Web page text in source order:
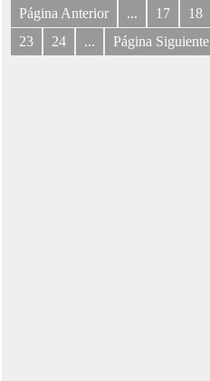
Página Anterior ... 17 18
23
24 ... Página Siguiente